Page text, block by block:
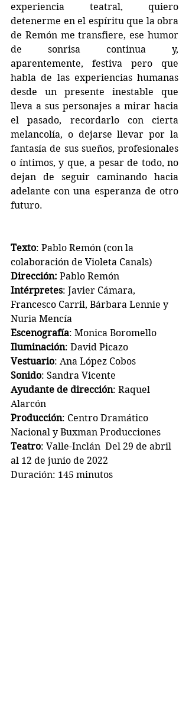
experiencia teatral, quiero
detenerme en el espíritu que la obra
de Remón me transfiere, ese humor
de sonrisa continua y,
aparentemente, festiva pero que
habla de las experiencias humanas
desde un presente inestable que
lleva a sus personajes a mirar hacia
el pasado, recordarlo con cierta
melancolía, o dejarse llevar por la
fantasía de sus sueños, profesionales
o íntimos, y que, a pesar de todo, no
dejan de seguir caminando hacia
adelante con una esperanza de otro
futuro.
Texto: Pablo Remón (con la
colaboración de Violeta Canals)
Dirección: Pablo Remón
Intérpretes: Javier Cámara,
Francesco Carril, Bárbara Lennie y
Nuria Mencía
Escenografía: Monica Boromello
Iluminación: David Picazo
Vestuario: Ana López Cobos
Sonido: Sandra Vicente
Ayudante de dirección: Raquel
Alarcón
Producción: Centro Dramático
Nacional y Buxman Producciones
Teatro: Valle-Inclán  Del 29 de abril
al 12 de junio de 2022
Duración: 145 minutos